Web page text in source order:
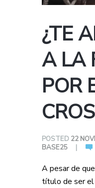
¿TE
A LA
POR
POSTED 22
BASE25
A pesar de
título de ser